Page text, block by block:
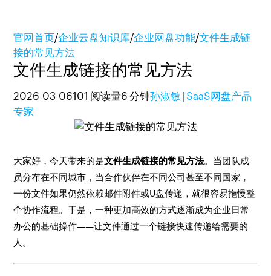
官网首页/企业云盘知识库/企业网盘功能/文件生成链
接的常见方法
文件生成链接的常见方法
2026-03-06101 阅读量6 分钟孙淑敏 | SaaS网盘产品
专家
大家好，今天带来的是文件生成链接的常见方法。当团队成
员分布在不同城市，当合作伙伴在不同公司甚至不同国家，
一份文件如果仍然依赖邮件附件或U盘传递，就很容易拖慢整
个协作流程。于是，一种更加高效的方式逐渐成为企业日常
办公的基础操作——让文件通过一个链接快速传递给需要的
人。